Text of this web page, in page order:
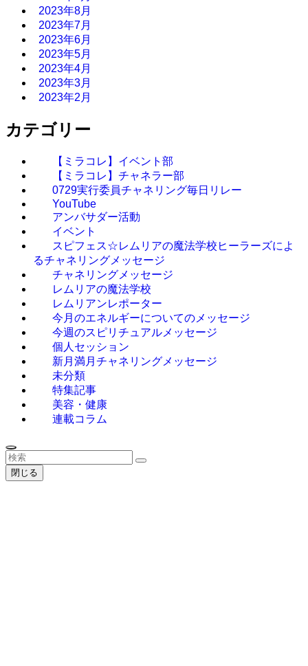
2023年8月
2023年7月
2023年6月
2023年5月
2023年4月
2023年3月
2023年2月
カテゴリー
【ミラコレ】イベント部
【ミラコレ】チャネラー部
0729実行委員チャネリング毎日リレー
YouTube
アンバサダー活動
イベント
スピフェス☆レムリアの魔法学校ヒーラーズによ
るチャネリングメッセージ
チャネリングメッセージ
レムリアの魔法学校
レムリアンレポーター
今月のエネルギーについてのメッセージ
今週のスピリチュアルメッセージ
個人セッション
新月満月チャネリングメッセージ
未分類
特集記事
美容・健康
連載コラム
閉じる